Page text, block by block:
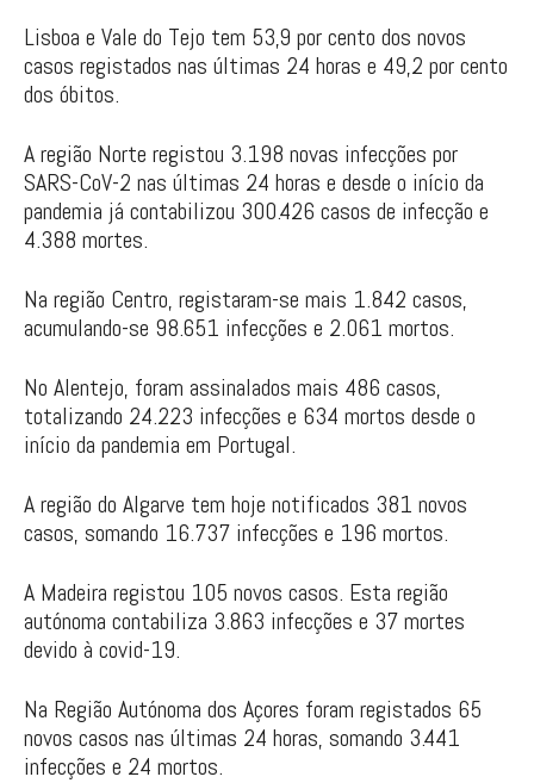
Lisboa e Vale do Tejo tem 53,9 por cento dos novos
casos registados nas últimas 24 horas e 49,2 por cento
dos óbitos.
A região Norte registou 3.198 novas infecções por
SARS-CoV-2 nas últimas 24 horas e desde o início da
pandemia já contabilizou 300.426 casos de infecção e
4.388 mortes.
Na região Centro, registaram-se mais 1.842 casos,
acumulando-se 98.651 infecções e 2.061 mortos.
No Alentejo, foram assinalados mais 486 casos,
totalizando 24.223 infecções e 634 mortos desde o
início da pandemia em Portugal.
A região do Algarve tem hoje notificados 381 novos
casos, somando 16.737 infecções e 196 mortos.
A Madeira registou 105 novos casos. Esta região
autónoma contabiliza 3.863 infecções e 37 mortes
devido à covid-19.
Na Região Autónoma dos Açores foram registados 65
novos casos nas últimas 24 horas, somando 3.441
infecções e 24 mortos.